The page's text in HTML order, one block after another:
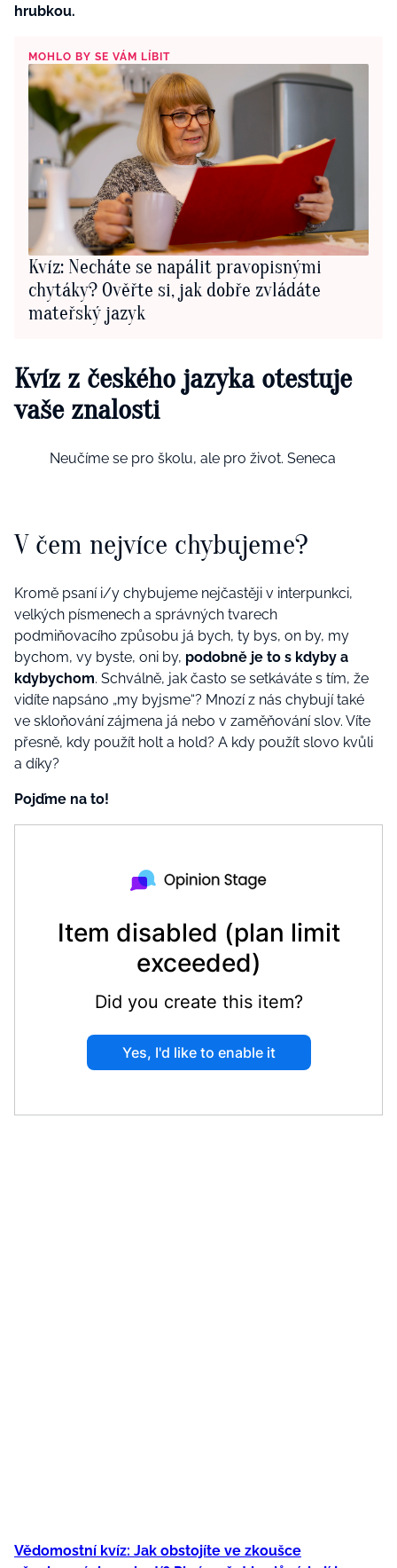
hrubkou.
MOHLO BY SE VÁM LÍBIT
Kvíz: Necháte se napálit pravopisnými
chytáky? Ověřte si, jak dobře zvládáte
mateřský jazyk
Kvíz z českého jazyka otestuje
vaše znalosti
Neučíme se pro školu, ale pro život. Seneca
V čem nejvíce chybujeme?
Kromě psaní i/y chybujeme nejčastěji v interpunkci,
velkých písmenech a správných tvarech
podmiňovacího způsobu já bych, ty bys, on by, my
bychom, vy byste, oni by, podobně je to s kdyby a
kdybychom. Schválně, jak často se setkáváte s tím, že
vidíte napsáno „my byjsme“? Mnozí z nás chybují také
ve skloňování zájmena já nebo v zaměňování slov. Víte
přesně, kdy použít holt a hold? A kdy použít slovo kvůli
a díky?
Pojďme na to!
Vědomostní kvíz: Jak obstojíte ve zkoušce